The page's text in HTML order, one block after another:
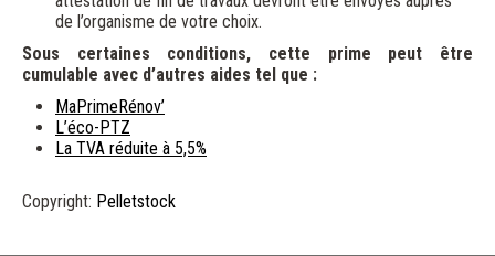
de l’organisme de votre choix.
Sous certaines conditions, cette prime peut être
cumulable avec d’autres aides tel que :
MaPrimeRénov’
L’éco-PTZ
La TVA réduite à 5,5%
Copyright: Pelletstock